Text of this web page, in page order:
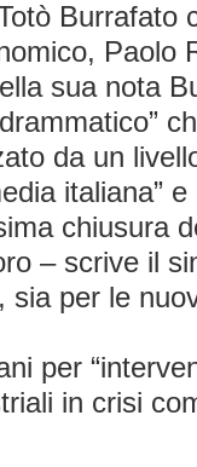
Burrafato
Paolo
sua nota
da un
italiana”
chiusura
– scrive il
per le
per
in crisi